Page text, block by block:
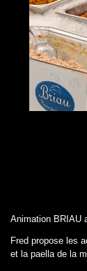
Animation BRIAU
Fred propose les
et la paella de la